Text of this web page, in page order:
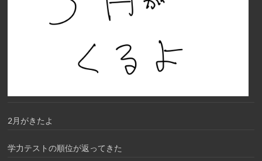
2月がきたよ
学力テストの順位が返ってきた